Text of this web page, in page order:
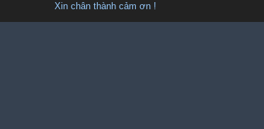
Xin chân thành cảm ơn !